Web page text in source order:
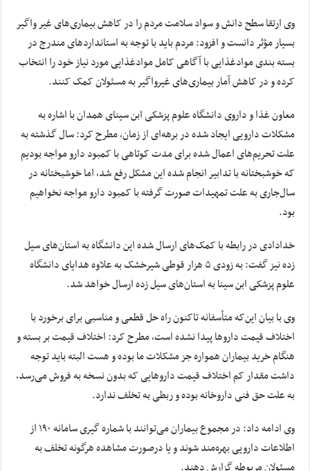
وی ارتقا سطح دانش و سواد سلامت مردم را در کاهش بیماری‌های غیر واگیر
بسیار مؤثر دانست و افزود: مردم باید با توجه به استانداردهای مندرج در
بسته بندی موادغذایی با آگاهی کامل موادغذایی مورد نیاز خود را انتخاب
کرده و در کاهش آمار بیماری‌های غیرواگیر به مسئولان کمک کنند.
معاون غذا و داروی دانشگاه علوم پزشکی ابن سینای همدان با اشاره به
مشکلات دارویی ایجاد شده در برهه‌ای از زمان، مطرح کرد: سال گذشته به
علت تحریم‌های اعمال شده برای مدت کوتاهی با کمبود دارو مواجه بودیم
که خوشبختانه با تدابیر انجام شده این مشکل رفع شد، اما خوشبختانه در
سال‌جاری به علت تمهیدات صورت گرفته با کمبود دارو مواجه نخواهیم
بود.
خدادادی در رابطه با کمک‌های ارسال شده این دانشگاه به استان‌های سیل
زده نیز گفت: به زودی ۵ هزار قوطی شیرخشک به علاوه هدایای دانشگاه
علوم پزشکی ابن سینا به استان‌های سیل زده ارسال خواهد شد.
وی با بیان این‌که متأسفانه تاکنون راه حل قطعی و مناسبی برای برخورد با
اختلاف قیمت داروها پیدا نشده است، مطرح کرد: اختلاف قیمت بر بسته و
هنگام خرید بیماران همواره جز مشکلات ما بوده و هست البته باید توجه
داشت مقدار کم اختلاف قیمت داروهایی که بدون نسخه به فروش می‌رسد،
به علت حق فنی داروخانه بوده و ربطی به تخلف ندارد.
وی ادامه داد: در مجموع بیماران می‌توانند با شماره گیری سامانه ۱۹۰ از
اطلاعات دارویی بهره‌مند شوند و یا درصورت مشاهده هرگونه تخلف به
مسئولان مربوطه گزارش دهند.